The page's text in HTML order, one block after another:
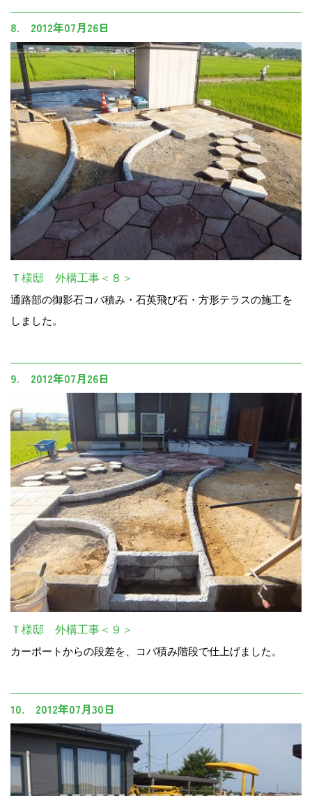
8. 2012年07月26日
Ｔ様邸 外構工事＜８＞
通路部の御影石コバ積み・石英飛び石・方形テラスの施工を
しました。
9. 2012年07月26日
Ｔ様邸 外構工事＜９＞
カーポートからの段差を、コバ積み階段で仕上げました。
10. 2012年07月30日